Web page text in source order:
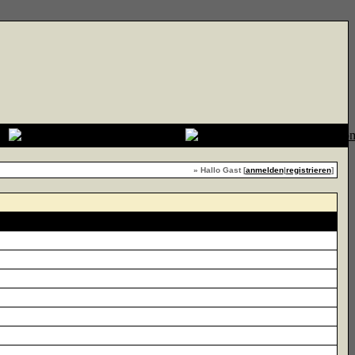
» Hallo Gast [anmelden|registrieren]